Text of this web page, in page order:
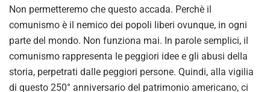
Non permetteremo che questo accada. Perchè il
comunismo è il nemico dei popoli liberi ovunque, in ogni
parte del mondo. Non funziona mai. In parole semplici, il
comunismo rappresenta le peggiori idee e gli abusi della
storia, perpetrati dalle peggiori persone. Quindi, alla vigilia
di questo 250° anniversario del patrimonio americano, ci